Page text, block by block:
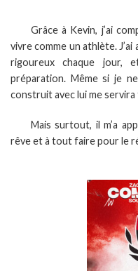
Grâce à Kevin, j’ai
vivre comme un athlète.
rigoureux chaque jour,
préparation. Même si je
construit avec lui me servira
Mais surtout, il m’a
rêve et à tout faire pour le